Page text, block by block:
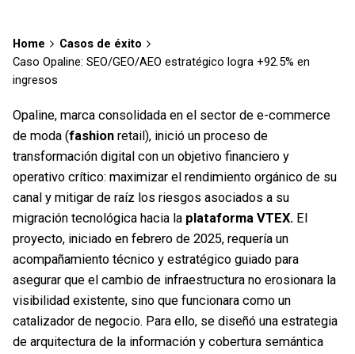
Home
Casos de éxito
Caso Opaline: SEO/GEO/AEO estratégico logra +92.5% en
ingresos
Opaline, marca consolidada en el sector de e-commerce
de moda (fashion retail), inició un proceso de
transformación digital con un objetivo financiero y
operativo crítico: maximizar el rendimiento orgánico de su
canal y mitigar de raíz los riesgos asociados a su
migración tecnológica hacia la plataforma VTEX. El
proyecto, iniciado en febrero de 2025, requería un
acompañamiento técnico y estratégico guiado para
asegurar que el cambio de infraestructura no erosionara la
visibilidad existente, sino que funcionara como un
catalizador de negocio. Para ello, se diseñó una estrategia
de arquitectura de la información y cobertura semántica